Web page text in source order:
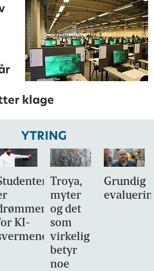
klage
YTRING
KI-
Troya,
myter
og det
som
virkelig
betyr
noe
Grundig